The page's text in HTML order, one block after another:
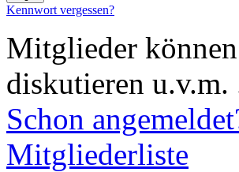
Kennwort vergessen?
Mitglieder
diskutieren u.v.m.
Schon
Mitgliederliste